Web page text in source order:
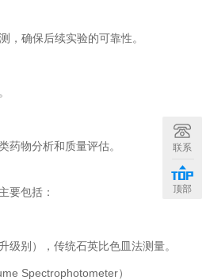
，确保后续实验的可靠性。
药物分析和质量评估。
要包括：
级别），传统石英比色皿法测量。
Spectrophotometer）
联系
顶部